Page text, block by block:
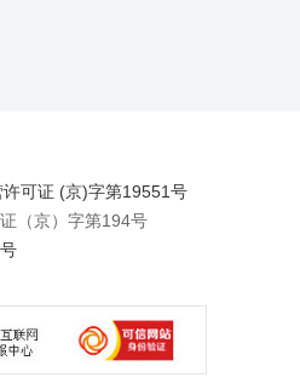
可证 (京)字第19551号
京）字第194号